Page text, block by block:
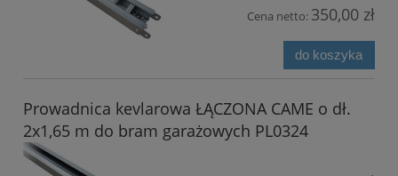
Cena netto: 350,00 zł
do koszyka
Prowadnica kevlarowa ŁĄCZONA CAME o dł.
2x1,65 m do bram garażowych PL0324